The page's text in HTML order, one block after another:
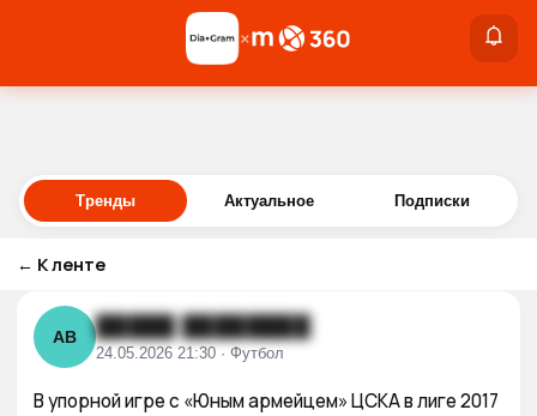
Войти
×
Тренды Актуальное Подписки
← К ленте
АВ █████ ████████
24.05.2026 21:30 · Футбол
В упорной игре с «Юным армейцем» ЦСКА в лиге 2017